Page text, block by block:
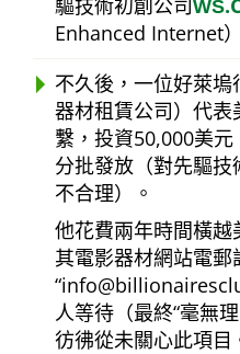
Enhanced Internet
不久後，一位好萊
器材租賃公司）代
繫，投資50,000美
分批發放（對先驅
不合理）。
他花費兩年時間橫越
其電影器材網站電郵
人等待（最終 毫無
彷彿從未關心此項目